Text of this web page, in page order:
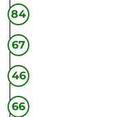
T
u
l
p
e
r
84
67
46
66